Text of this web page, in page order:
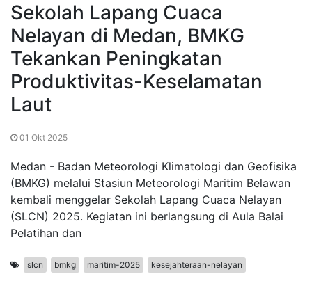
Sekolah Lapang Cuaca
Nelayan di Medan, BMKG
Tekankan Peningkatan
Produktivitas-Keselamatan
Laut
01 Okt 2025
Medan - Badan Meteorologi Klimatologi dan Geofisika
(BMKG) melalui Stasiun Meteorologi Maritim Belawan
kembali menggelar Sekolah Lapang Cuaca Nelayan
(SLCN) 2025. Kegiatan ini berlangsung di Aula Balai
Pelatihan dan
slcn bmkg maritim-2025 kesejahteraan-nelayan